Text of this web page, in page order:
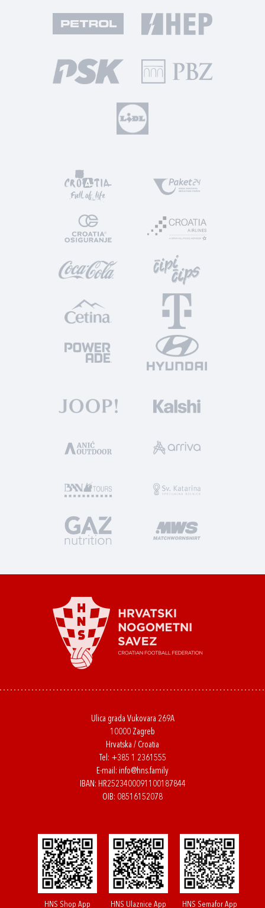
Ulica grada Vukovara 269A
10000 Zagreb
Hrvatska / Croatia
Tel: +385 1 2361555
E-mail: info@hns.family
IBAN: HR2523400091100187844
OIB: 08516152078
HNS Shop App HNS Ulaznice App HNS Semafor App